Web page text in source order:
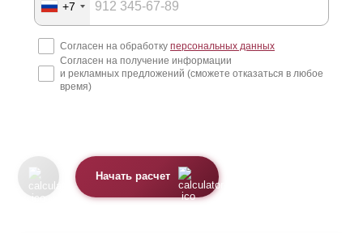
+7
Согласен на обработку персональных данных
Согласен на получение информации
и рекламных предложений (сможете отказаться в любое
время)
Начать расчет